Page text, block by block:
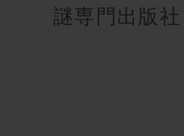
謎専門出版社